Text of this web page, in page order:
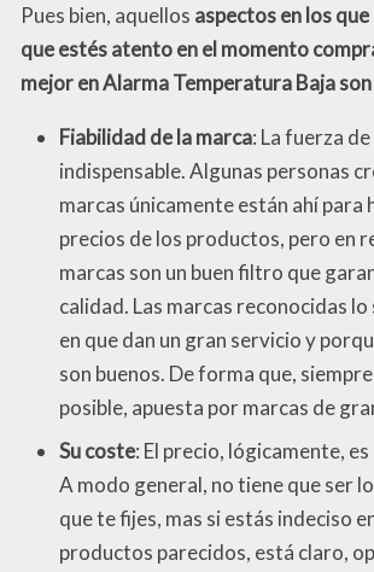
Pues bien, aquellos aspectos en los
que estés atento en el momento
mejor en Alarma Temperatura Baja
Fiabilidad de la marca: La fuerza
indispensable. Algunas personas
marcas únicamente están ahí para
precios de los productos, pero en
marcas son un buen filtro que
calidad. Las marcas reconocidas lo
en que dan un gran servicio y
son buenos. De forma que,
posible, apuesta por marcas de
Su coste: El precio, lógicamente,
A modo general, no tiene que ser
que te fijes, mas si estás indeciso
productos parecidos, está claro,